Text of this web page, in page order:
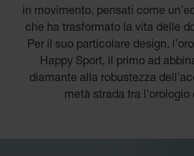
in movimento, pensati come
che ha trasformato la vita delle
Per il suo particolare design,
Happy Sport, il primo ad
diamante alla robustezza
metà strada tra